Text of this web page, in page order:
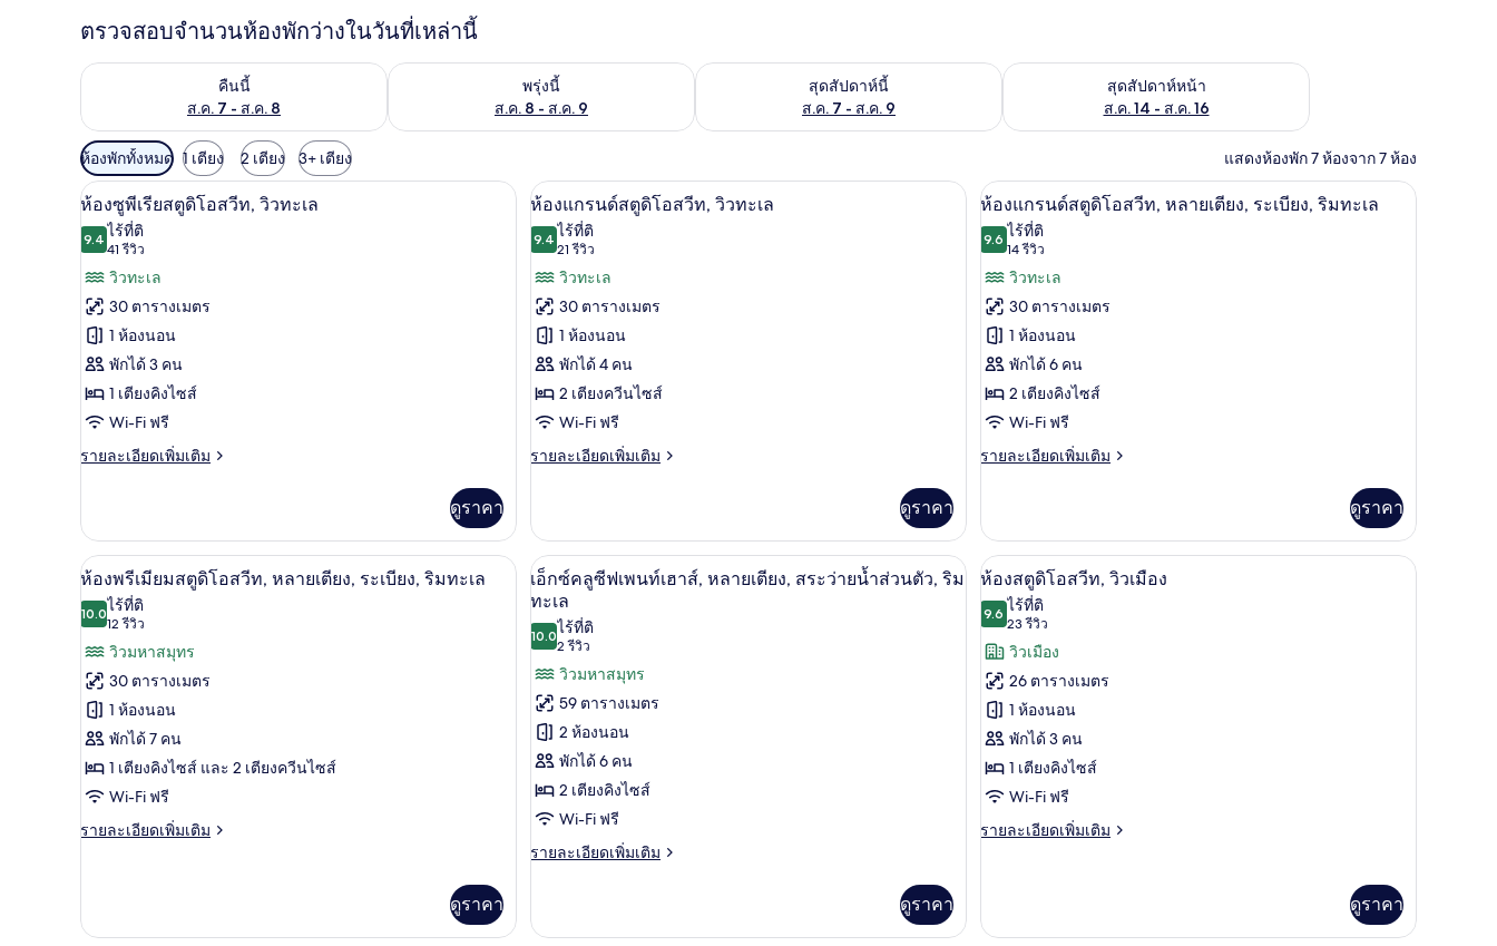
ตรวจสอบจำนวนห้องพักว่างในวันที่เหล่านี้
คืนนี้
ส.ค. 7 - ส.ค. 8
ตรวจสอบจำนวนห้องพักว่างในคืนนี้ ส.ค. 7 - ส.ค. 8
พรุ่งนี้
ส.ค. 8 - ส.ค. 9
ตรวจสอบจำนวนห้องพักว่างในพรุ่งนี้ ส.ค. 8 - ส.ค. 9
สุดสัปดาห์นี้
ส.ค. 7 - ส.ค. 9
ตรวจสอบจำนวนห้องพักว่างในสุดสัปดาห์นี้ ส.ค. 7 - ส.ค. 9สุดสัปดาห์หน้า
ส.ค. 14 - ส.ค. 16
ตรวจสอบจำนวนห้องพักว่างในสุดสัปดาห์หน้า ส.ค. 14 - ส.ค. 16
ตัว
กรอง
ที่
มี
สำหรับ
ห้อง
พัก
ห้องพักทั้งหมด 1 เตียง 2 เตียง 3+ เตียง แสดงห้องพัก 7 ห้องจาก 7 ห้อง
เปิด
ภาพถ่าย
ทั้งหมด
ของ
ห้อง
ซู
พี
เรีย
สตู
สวีท,
วิว
ทะเล
ผ้าปูที่นอนฝ้ายอียิปต์, เครื่องนอนระดับพรีเมียม, ผ้านวมขนเป็ด
7
ห้องซูพีเรียสตูดิโอสวีท, วิวทะเล
9.49.4 จาก 10
ไร้ที่ติ
41 รีวิว
(41
รีวิว)
วิวทะเล
30 ตารางเมตร
1 ห้องนอน
พักได้ 3 คน
1 เตียงคิงไซส์
Wi-Fi ฟรี
รายละเอียดเพิ่มเติม
ราย
เกี่ยว
กับ
ห้อง
พี
สตู
ดิ
โอ
สวี
ท,
ทะเล
ดูราคา
เปิด
ภาพถ่าย
ทั้งหมด
ของ
ห้อง
แก
รนด์
สตู
ดิ
วิว
ทะเล
ห้องแกรนด์สตูดิโอสวีท, วิวทะเล | ผ้าปูที่นอนฝ้ายอียิปต์, เครื่องนอนระดับพรีเมียม, ผ้านวมขนเป็ด
7
ห้องแกรนด์สตูดิโอสวีท, วิวทะเล
9.49.4 จาก 10
ไร้ที่ติ
21 รีวิว
(21
รีวิว)
วิวทะเล
30 ตารางเมตร
1 ห้องนอน
พักได้ 4 คน
2 เตียงควีนไซส์
Wi-Fi ฟรี
รายละเอียดเพิ่มเติม
ราย
เกี่ยว
กับ
ห้อง
แก
รนด์
สตู
ดิ
โอ
สวี
ท,
วิว
ทะเล
ดูราคา
เปิด
ภาพถ่าย
ทั้งหมด
ของ
ห้อง
แก
รนด์
สตู
ดิ
หลาย
เตียง,
ระเบียง,
ริม
ทะเล
ห้องแกรนด์สตูดิโอสวีท, หลายเตียง, ระเบียง,
6
ห้องแกรนด์สตูดิโอสวีท, หลายเตียง, ระเบียง, ริมทะเล
9.69.6 จาก 10
ไร้ที่ติ
14 รีวิว
(14
รีวิว)
วิวทะเล
30 ตารางเมตร
1 ห้องนอน
พักได้ 6 คน
2 เตียงคิงไซส์
Wi-Fi ฟรี
รายละเอียดเพิ่มเติม
ราย
เกี่ยว
กับ
ห้อง
รนด์
ดิ
โอ
สวี
ท,
หลาย
ระเบียง,
ริม
ดูราคา
เปิด
ภาพถ่าย
ทั้งหมด
ของ
ห้อง
พรีเมียม
สตู
ดิ
โอ
เตียง,
ห้องพรีเมียมสตูดิโอสวีท, หลายเตียง, ระเบียง, ริมทะเล | ผ้าปูที่นอนฝ้ายอียิปต์, เครื่องนอนระดับพรีเมียม, ผ้านวมขนเป็ด
9
ห้องพรีเมียมสตูดิโอสวีท, หลายเตียง, ระเบียง, ริมทะเล
10.010.0 จาก 10
ไร้ที่ติ
12 รีวิว
(12
รีวิว)
วิวมหาสมุทร
30 ตารางเมตร
1 ห้องนอน
พักได้ 7 คน
1 เตียงคิงไซส์ และ 2 เตียงควีนไซส์
Wi-Fi ฟรี
รายละเอียดเพิ่มเติม
ราย
กับ
ดูราคา
เปิด
ภาพถ่าย
ทั้งหมด
ของ
เอ็กซ์
คลู
ซีฟ
เพ
นท์
เฮา
หลาย
เอ็กซ์คลูซีฟเพนท์เฮาส์, หลายเตียง, สระว่ายน้ำส่วนตัว, ริมทะเล | ผ้าปูที่นอนฝ้ายอียิปต์, เครื่องนอนระดับพรีเมียม, ผ้านวม
11
เอ็กซ์คลูซีฟเพนท์เฮาส์, หลายเตียง, สระว่ายน้ำส่วนตัว, ริม
ทะเล
10.010.0 จาก 10
ไร้ที่ติ
2 รีวิว
(2
รีวิว)
วิวมหาสมุทร
59 ตารางเมตร
2 ห้องนอน
พักได้ 6 คน
2 เตียงคิงไซส์
Wi-Fi ฟรี
รายละเอียดเพิ่มเติม
ราย
เกี่ยว
ดูราคา
เปิด
ภาพถ่าย
ทั้งหมด
ของ
ห้อง
สตู
ดิ
โอ
สวีท,
ห้องสตูดิโอสวีท, วิวเมือง | ผ้าปูที่นอนฝ้ายอียิป
6
ห้องสตูดิโอสวีท, วิวเมือง
9.69.6 จาก 10
ไร้ที่ติ
23 รีวิว
(23
รีวิว)
วิวเมือง
26 ตารางเมตร
1 ห้องนอน
พักได้ 3 คน
1 เตียงคิงไซส์
Wi-Fi ฟรี
รายละเอียดเพิ่มเติม
ราย
กับ
ดูราคา